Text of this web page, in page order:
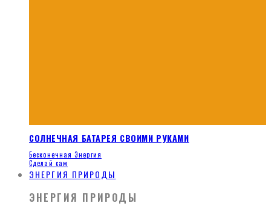
СОЛНЕЧНАЯ БАТАРЕЯ СВОИМИ РУКАМИ
Бесконечная Энергия
Сделай сам
ЭНЕРГИЯ ПРИРОДЫ
ЭНЕРГИЯ ПРИРОДЫ